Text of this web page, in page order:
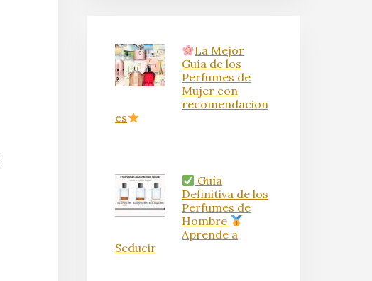
La Mejor
Guía de los
Perfumes de
Mujer con
recomendacion
es
Guía
Definitiva de los
Perfumes de
Hombre
Aprende a
Seducir